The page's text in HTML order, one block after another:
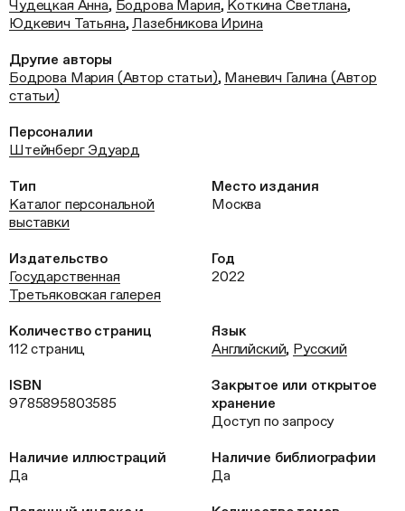
Чудецкая Анна, Бодрова Мария, Коткина Светлана,
Юдкевич Татьяна,Лазебникова Ирина
Другие авторы
Бодрова Мария (Автор статьи), Маневич Галина (Автор
статьи)
Персоналии
Штейнберг Эдуард
Тип
Каталог персональной
выставки
Место издания
Москва
Издательство
Государственная
Третьяковская галерея
Год
2022
Количество страниц
112 страниц
Язык
Английский, Русский
ISBN
9785895803585
Закрытое или открытое
хранение
Доступ по запросу
Наличие иллюстраций
Да
Наличие библиографии
Да